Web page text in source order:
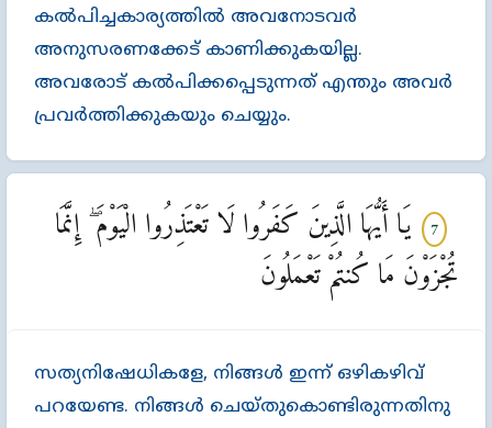
കല്‍പിച്ചകാര്യത്തില്‍ അവനോടവര്‍
അനുസരണക്കേട്‌ കാണിക്കുകയില്ല.
അവരോട്‌ കല്‍പിക്കപ്പെടുന്നത്‌ എന്തും അവര്‍
പ്രവര്‍ത്തിക്കുകയും ചെയ്യും.
സത്യനിഷേധികളേ, നിങ്ങള്‍ ഇന്ന്‌ ഒഴികഴിവ്‌
പറയേണ്ട. നിങ്ങള്‍ ചെയ്തുകൊണ്ടിരുന്നതിനു
7
يَا أَيُّهَا الَّذِينَ كَفَرُوا لَا تَعْتَذِرُوا الْيَوْمَ ۖ إِنَّمَا
تُجْزَوْنَ مَا كُنتُمْ تَعْمَلُونَ